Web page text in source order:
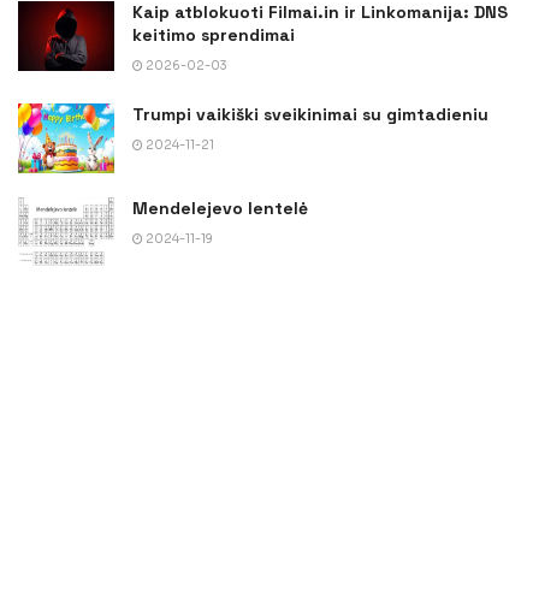
Kaip atblokuoti Filmai.in ir Linkomanija: DNS
keitimo sprendimai
2026-02-03
Trumpi vaikiški sveikinimai su gimtadieniu
2024-11-21
Mendelejevo lentelė
2024-11-19